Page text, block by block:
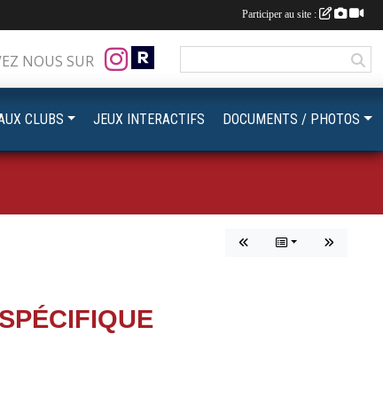
NOUS SUR
CLUBS JEUX INTERACTIFS DOCUMENTS / PHOTOS
Participer au site :